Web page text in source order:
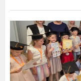
Šventė,
pilna
vaikystės
juoko